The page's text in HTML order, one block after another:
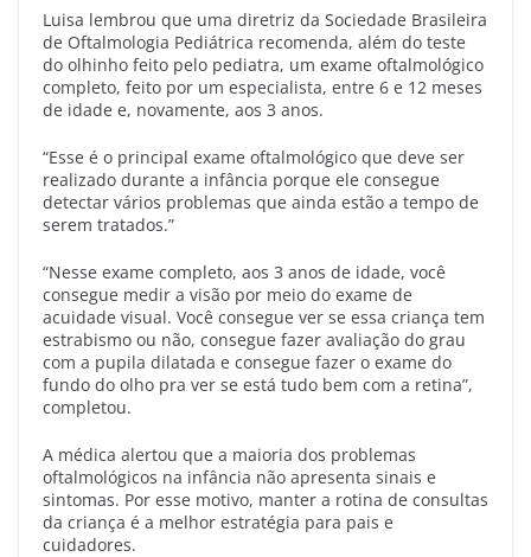
Luisa lembrou que uma diretriz da Sociedade Brasileira
de Oftalmologia Pediátrica recomenda, além do teste
do olhinho feito pelo pediatra, um exame oftalmológico
completo, feito por um especialista, entre 6 e 12 meses
de idade e, novamente, aos 3 anos.
“Esse é o principal exame oftalmológico que deve ser
realizado durante a infância porque ele consegue
detectar vários problemas que ainda estão a tempo de
serem tratados.”
“Nesse exame completo, aos 3 anos de idade, você
consegue medir a visão por meio do exame de
acuidade visual. Você consegue ver se essa criança tem
estrabismo ou não, consegue fazer avaliação do grau
com a pupila dilatada e consegue fazer o exame do
fundo do olho pra ver se está tudo bem com a retina”,
completou.
A médica alertou que a maioria dos problemas
oftalmológicos na infância não apresenta sinais e
sintomas. Por esse motivo, manter a rotina de consultas
da criança é a melhor estratégia para pais e
cuidadores.